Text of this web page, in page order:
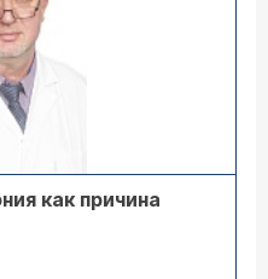
как причина